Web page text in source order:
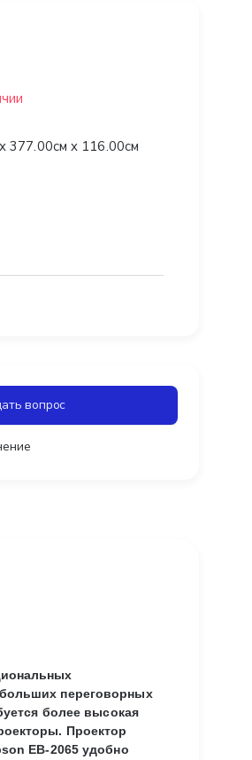
377.00см x 116.00см
вопрос
переговорных
более высокая
Проектор
EB-2065 удобно